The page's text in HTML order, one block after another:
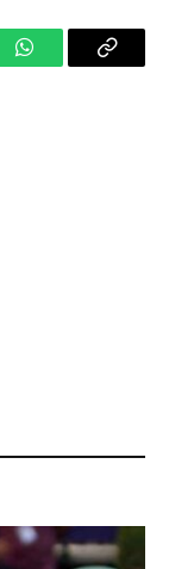
WhatsAppCopy